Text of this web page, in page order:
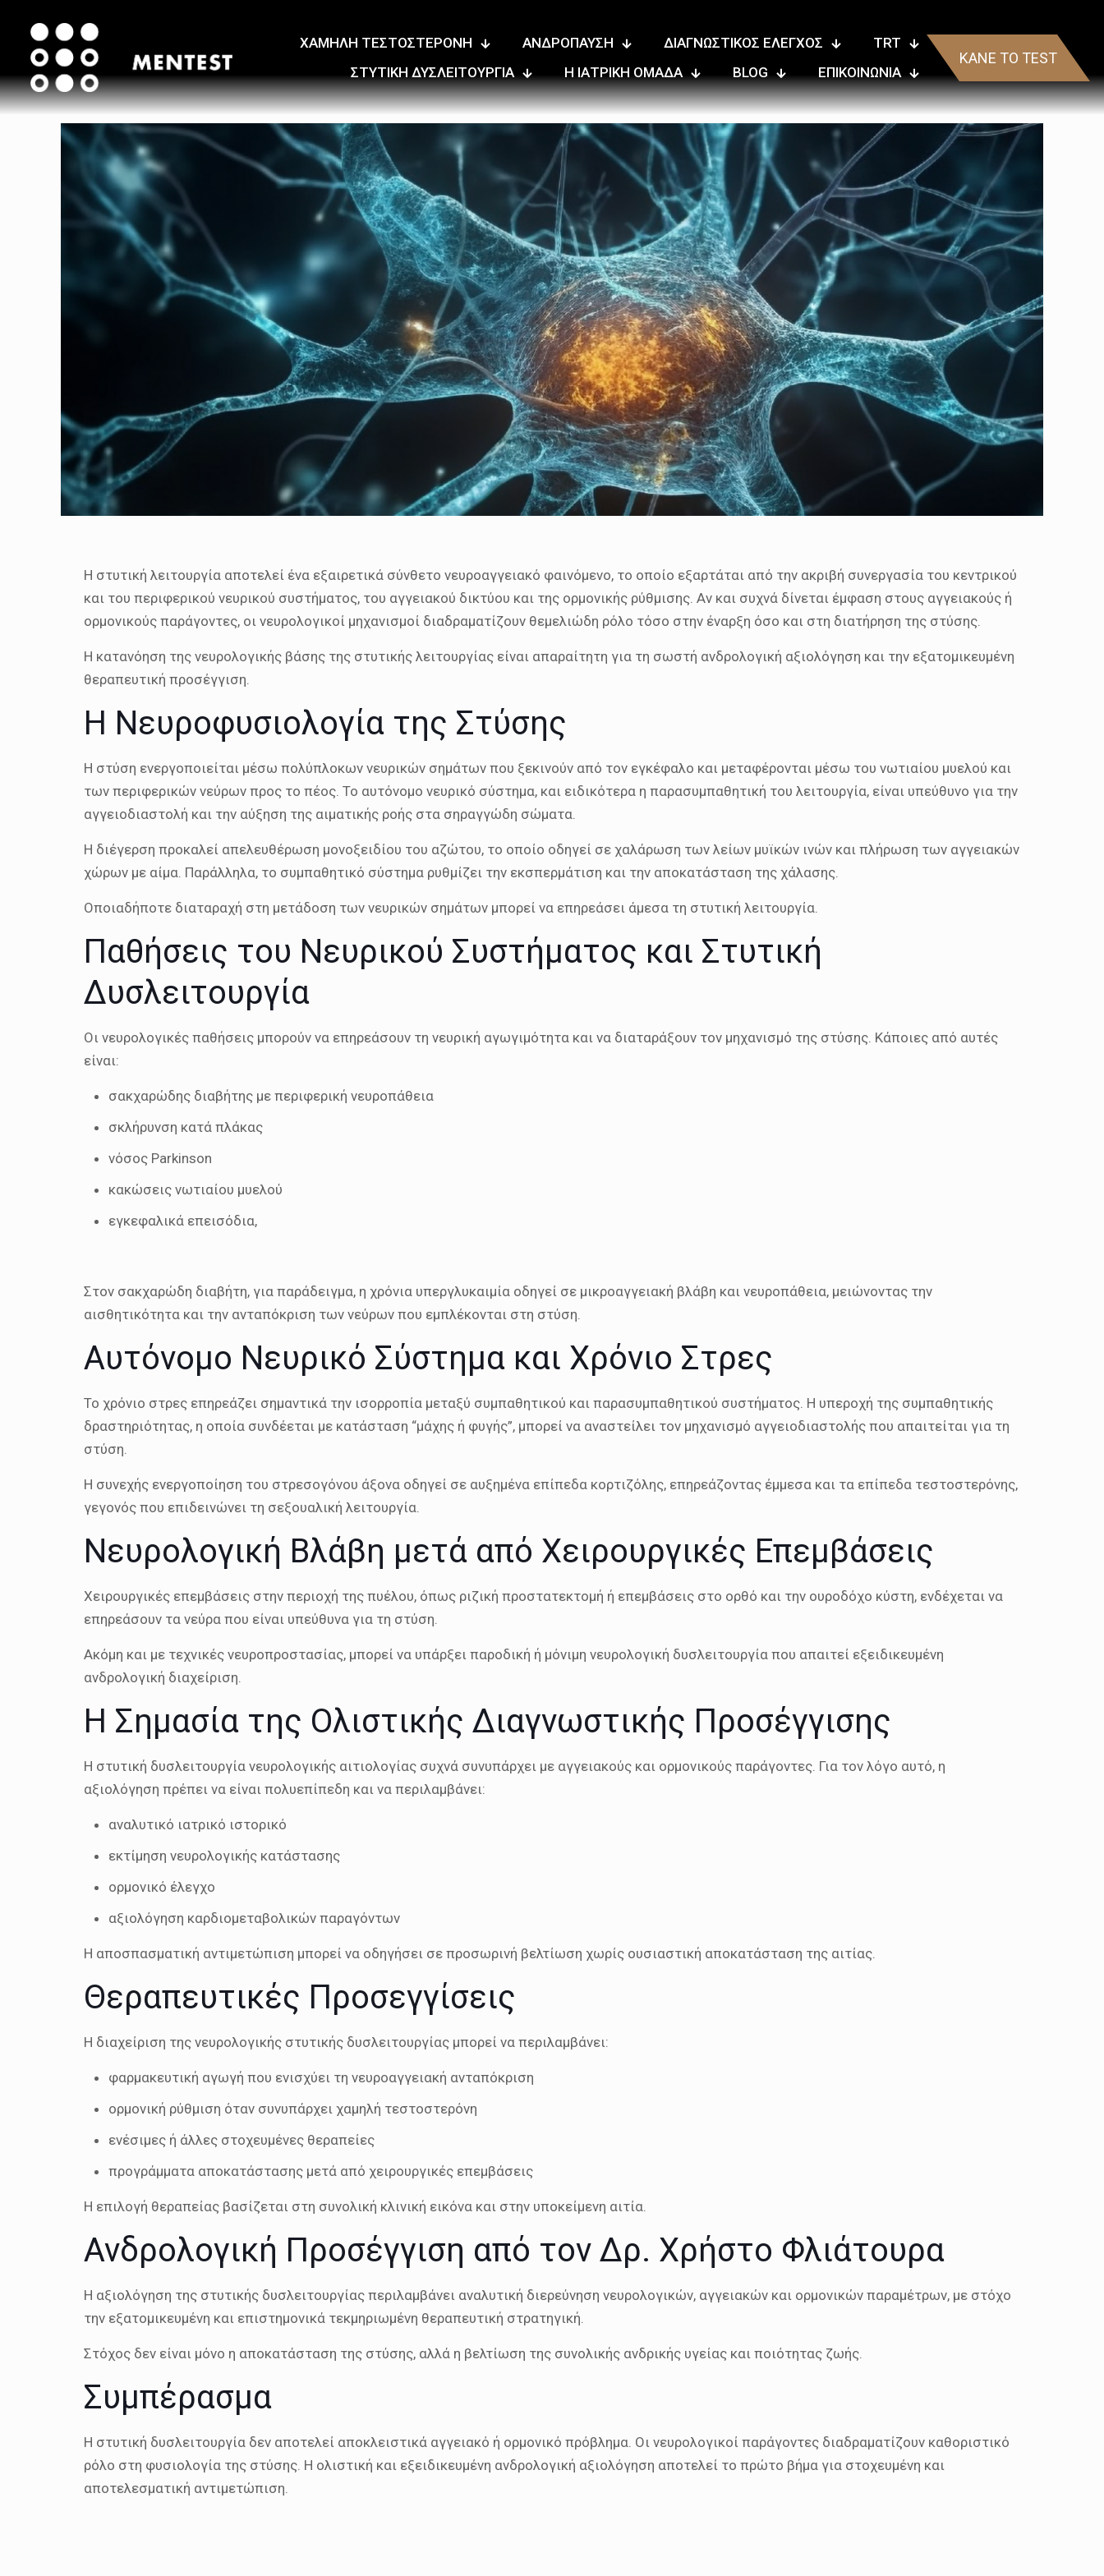
ΧΑΜΗΛΗ ΤΕΣΤΟΣΤΕΡΟΝΗ ΑΝΔΡΟΠΑΥΣΗ ΔΙΑΓΝΩΣΤΙΚΟΣ ΕΛΕΓΧΟΣ
TRT
ΣΤΥΤΙΚΗ ΔΥΣΛΕΙΤΟΥΡΓΙΑ
Η ΙΑΤΡΙΚΗ ΟΜΑΔΑ BLOG ΕΠΙΚΟΙΝΩΝΙΑ
ΚΑΝΕ ΤΟ TEST
Η στυτική λειτουργία αποτελεί ένα εξαιρετικά σύνθετο νευροαγγειακό φαινόμενο, το οποίο εξαρτάται από την ακριβή συνεργασία του κεντρικού
και του περιφερικού νευρικού συστήματος, του αγγειακού δικτύου και της ορμονικής ρύθμισης. Αν και συχνά δίνεται έμφαση στους αγγειακούς ή
ορμονικούς παράγοντες, οι νευρολογικοί μηχανισμοί διαδραματίζουν θεμελιώδη ρόλο τόσο στην έναρξη όσο και στη διατήρηση της στύσης.
Η κατανόηση της νευρολογικής βάσης της στυτικής λειτουργίας είναι απαραίτητη για τη σωστή ανδρολογική αξιολόγηση και την εξατομικευμένη
θεραπευτική προσέγγιση.
Η Νευροφυσιολογία της Στύσης
Η στύση ενεργοποιείται μέσω πολύπλοκων νευρικών σημάτων που ξεκινούν από τον εγκέφαλο και μεταφέρονται μέσω του νωτιαίου μυελού και
των περιφερικών νεύρων προς το πέος. Το αυτόνομο νευρικό σύστημα, και ειδικότερα η παρασυμπαθητική του λειτουργία, είναι υπεύθυνο για την
αγγειοδιαστολή και την αύξηση της αιματικής ροής στα σηραγγώδη σώματα.
Η διέγερση προκαλεί απελευθέρωση μονοξειδίου του αζώτου, το οποίο οδηγεί σε χαλάρωση των λείων μυϊκών ινών και πλήρωση των αγγειακών
χώρων με αίμα. Παράλληλα, το συμπαθητικό σύστημα ρυθμίζει την εκσπερμάτιση και την αποκατάσταση της χάλασης.
Οποιαδήποτε διαταραχή στη μετάδοση των νευρικών σημάτων μπορεί να επηρεάσει άμεσα τη στυτική λειτουργία.
Παθήσεις του Νευρικού Συστήματος και Στυτική
Δυσλειτουργία
Οι νευρολογικές παθήσεις μπορούν να επηρεάσουν τη νευρική αγωγιμότητα και να διαταράξουν τον μηχανισμό της στύσης. Κάποιες από αυτές
είναι:
σακχαρώδης διαβήτης με περιφερική νευροπάθεια
σκλήρυνση κατά πλάκας
νόσος Parkinson
κακώσεις νωτιαίου μυελού
εγκεφαλικά επεισόδια,
Στον σακχαρώδη διαβήτη, για παράδειγμα, η χρόνια υπεργλυκαιμία οδηγεί σε μικροαγγειακή βλάβη και νευροπάθεια, μειώνοντας την
αισθητικότητα και την ανταπόκριση των νεύρων που εμπλέκονται στη στύση.
Αυτόνομο Νευρικό Σύστημα και Χρόνιο Στρες
Το χρόνιο στρες επηρεάζει σημαντικά την ισορροπία μεταξύ συμπαθητικού και παρασυμπαθητικού συστήματος. Η υπεροχή της συμπαθητικής
δραστηριότητας, η οποία συνδέεται με κατάσταση “μάχης ή φυγής”, μπορεί να αναστείλει τον μηχανισμό αγγειοδιαστολής που απαιτείται για τη
στύση.
Η συνεχής ενεργοποίηση του στρεσογόνου άξονα οδηγεί σε αυξημένα επίπεδα κορτιζόλης, επηρεάζοντας έμμεσα και τα επίπεδα τεστοστερόνης,
γεγονός που επιδεινώνει τη σεξουαλική λειτουργία.
Νευρολογική Βλάβη μετά από Χειρουργικές Επεμβάσεις
Χειρουργικές επεμβάσεις στην περιοχή της πυέλου, όπως ριζική προστατεκτομή ή επεμβάσεις στο ορθό και την ουροδόχο κύστη, ενδέχεται να
επηρεάσουν τα νεύρα που είναι υπεύθυνα για τη στύση.
Ακόμη και με τεχνικές νευροπροστασίας, μπορεί να υπάρξει παροδική ή μόνιμη νευρολογική δυσλειτουργία που απαιτεί εξειδικευμένη
ανδρολογική διαχείριση.
Η Σημασία της Ολιστικής Διαγνωστικής Προσέγγισης
Η στυτική δυσλειτουργία νευρολογικής αιτιολογίας συχνά συνυπάρχει με αγγειακούς και ορμονικούς παράγοντες. Για τον λόγο αυτό, η
αξιολόγηση πρέπει να είναι πολυεπίπεδη και να περιλαμβάνει:
αναλυτικό ιατρικό ιστορικό
εκτίμηση νευρολογικής κατάστασης
ορμονικό έλεγχο
αξιολόγηση καρδιομεταβολικών παραγόντων
Η αποσπασματική αντιμετώπιση μπορεί να οδηγήσει σε προσωρινή βελτίωση χωρίς ουσιαστική αποκατάσταση της αιτίας.
Θεραπευτικές Προσεγγίσεις
Η διαχείριση της νευρολογικής στυτικής δυσλειτουργίας μπορεί να περιλαμβάνει:
φαρμακευτική αγωγή που ενισχύει τη νευροαγγειακή ανταπόκριση
ορμονική ρύθμιση όταν συνυπάρχει χαμηλή τεστοστερόνη
ενέσιμες ή άλλες στοχευμένες θεραπείες
προγράμματα αποκατάστασης μετά από χειρουργικές επεμβάσεις
Η επιλογή θεραπείας βασίζεται στη συνολική κλινική εικόνα και στην υποκείμενη αιτία.
Ανδρολογική Προσέγγιση από τον Δρ. Χρήστο Φλιάτουρα
Η αξιολόγηση της στυτικής δυσλειτουργίας περιλαμβάνει αναλυτική διερεύνηση νευρολογικών, αγγειακών και ορμονικών παραμέτρων, με στόχο
την εξατομικευμένη και επιστημονικά τεκμηριωμένη θεραπευτική στρατηγική.
Στόχος δεν είναι μόνο η αποκατάσταση της στύσης, αλλά η βελτίωση της συνολικής ανδρικής υγείας και ποιότητας ζωής.
Συμπέρασμα
Η στυτική δυσλειτουργία δεν αποτελεί αποκλειστικά αγγειακό ή ορμονικό πρόβλημα. Οι νευρολογικοί παράγοντες διαδραματίζουν καθοριστικό
ρόλο στη φυσιολογία της στύσης. Η ολιστική και εξειδικευμένη ανδρολογική αξιολόγηση αποτελεί το πρώτο βήμα για στοχευμένη και
αποτελεσματική αντιμετώπιση.